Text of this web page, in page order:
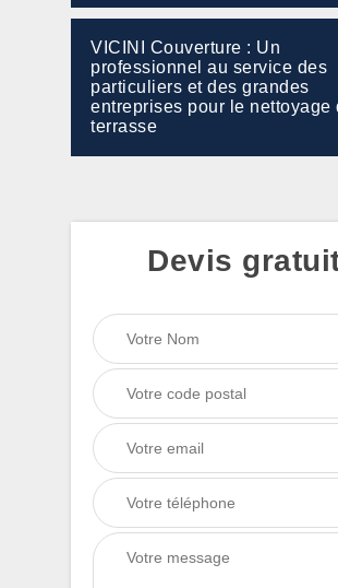
VICINI Couverture : Un
professionnel au service des
particuliers et des grandes
entreprises pour le nettoyage
terrasse
Devis